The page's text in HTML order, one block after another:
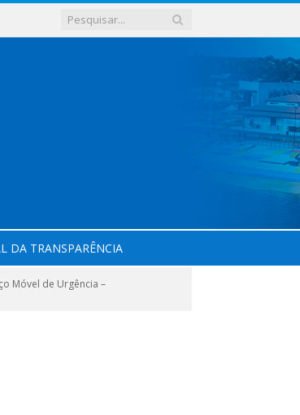
DA TRANSPARÊNCIA
Móvel de Urgência –